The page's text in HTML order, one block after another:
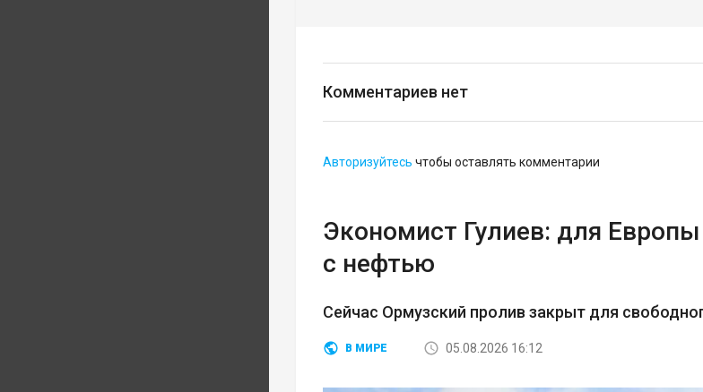
Комментариев нет
Авторизуйтесь чтобы оставлять комментарии
Экономист Гулиев: для
с нефтью
Сейчас Ормузский пролив закрыт для
В МИРЕ 05.08.2026 16:12